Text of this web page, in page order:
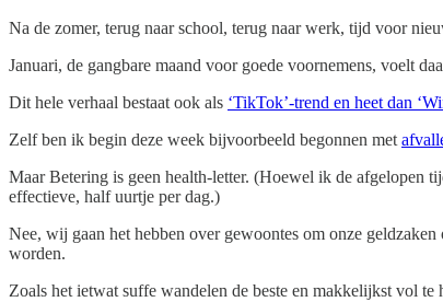
Na de zomer, terug naar school, terug naar werk, tijd voor
Januari, de gangbare maand voor goede voornemens, voelt
Dit hele verhaal bestaat ook als ‘TikTok’-trend en heet dan
Zelf ben ik begin deze week bijvoorbeeld begonnen met
Maar Betering is geen health-letter. (Hoewel ik de afgelopen
effectieve, half uurtje per dag.)
Nee, wij gaan het hebben over gewoontes om onze
worden.
Zoals het ietwat suffe wandelen de beste en makkelijkst vol